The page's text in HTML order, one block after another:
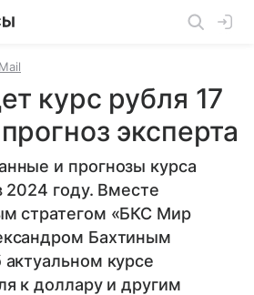
курс рубля 17
эксперта
и прогнозы курса
2024 году. Вместе
стратегом «БКС Мир
Бахтиным
курсе
к доллару и другим